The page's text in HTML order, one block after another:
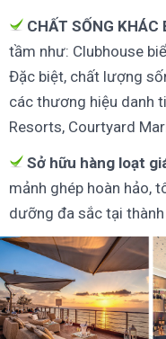
CHẤT SỐNG KHÁC
tầm như: Clubhouse
Đặc biệt, chất lượng
các thương hiệu danh
Resorts, Courtyard
Sở hữu hàng loạt
mảnh ghép hoàn hảo,
dưỡng đa sắc tại